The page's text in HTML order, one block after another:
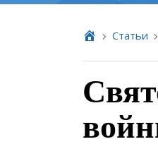
Cтатьи